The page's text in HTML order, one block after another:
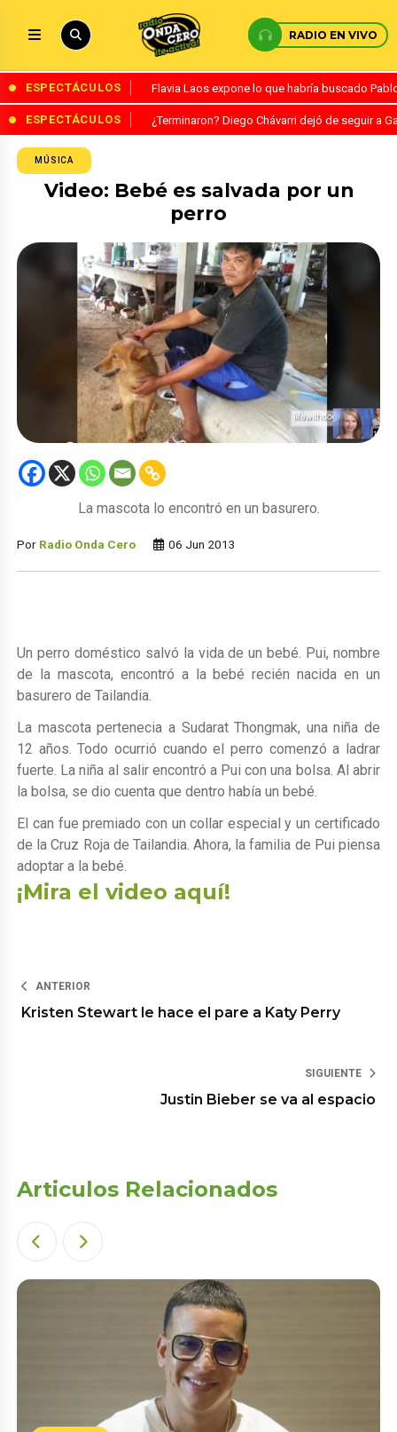
RADIO EN VIVO
ESPECTÁCULOS Flavia Laos expone lo que habría buscado
ESPECTÁCULOS ¿Terminaron? Diego Chávarri dejó de seguir a
MÚSICA
Video: Bebé es salvada por un
perro
La mascota lo encontró en un basurero.
Por Radio Onda Cero 06 Jun 2013
Un perro doméstico salvó la vida de un bebé. Pui, nombre
de la mascota, encontró a la bebé recién nacida en un
basurero de Tailandia.
La mascota pertenecia a Sudarat Thongmak, una niña de
12 años. Todo ocurrió cuando el perro comenzó a ladrar
fuerte. La niña al salir encontró a Pui con una bolsa. Al abrir
la bolsa, se dio cuenta que dentro había un bebé.
El can fue premiado con un collar especial y un certificado
de la Cruz Roja de Tailandia. Ahora, la familia de Pui piensa
adoptar a la bebé.
¡Mira el video aquí!
ANTERIOR
Kristen Stewart le hace el pare a Katy Perry
SIGUIENTE
Justin Bieber se va al espacio
Articulos Relacionados